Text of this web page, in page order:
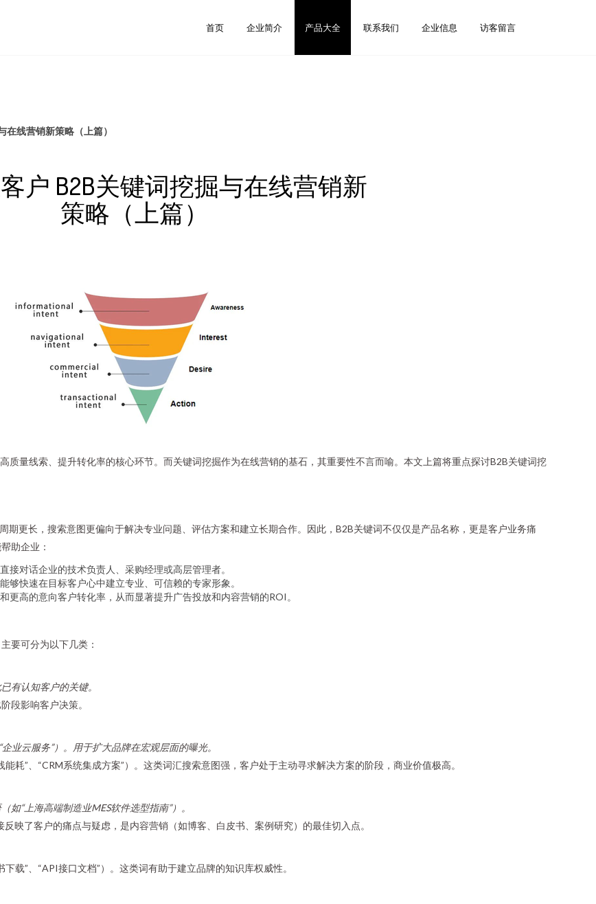
首页 企业简介 产品大全 联系我们 企业信息 访客留言
线营销新策略（上篇）
户 B2B关键词挖掘与在线营销新
策略（上篇）
质量线索、提升转化率的核心环节。而关键词挖掘作为在线营销的基石，其重要性不言而喻。本文上篇将重点探讨B2B关键词挖
期更长，搜索意图更偏向于解决专业问题、评估方案和建立长期合作。因此，B2B关键词不仅仅是产品名称，更是客户业务痛
助企业：
接对话企业的技术负责人、采购经理或高层管理者。
够快速在目标客户心中建立专业、可信赖的专家形象。
更高的意向客户转化率，从而显著提升广告投放和内容营销的ROI。
要可分为以下几类：
有认知客户的关键。
段影响客户决策。
业云服务”）。用于扩大品牌在宏观层面的曝光。
耗”、“CRM系统集成方案”）。这类词汇搜索意图强，客户处于主动寻求解决方案的阶段，商业价值极高。
“上海高端制造业MES软件选型指南”）。
反映了客户的痛点与疑虑，是内容营销（如博客、白皮书、案例研究）的最佳切入点。
载”、“API接口文档”）。这类词有助于建立品牌的知识库权威性。